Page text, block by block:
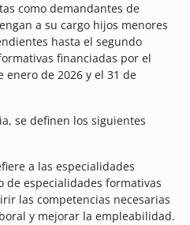
como demandantes de
a su cargo hijos menores
hasta el segundo
financiadas por el
enero de 2026 y el 31 de
se definen los siguientes
a las especialidades
de especialidades formativas
las competencias necesarias
y mejorar la empleabilidad.